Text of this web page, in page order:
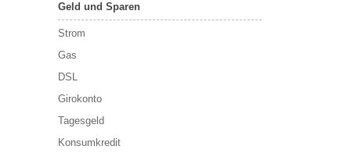
Geld und Sparen
Strom
Gas
DSL
Girokonto
Tagesgeld
Konsumkredit